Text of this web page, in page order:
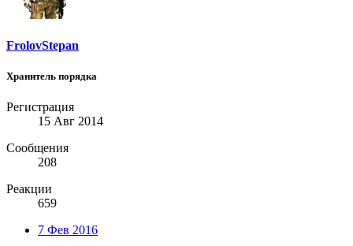
FrolovStepan
Хранитель порядка
Регистрация
15 Авг 2014
Сообщения
208
Реакции
659
7 Фев 2016